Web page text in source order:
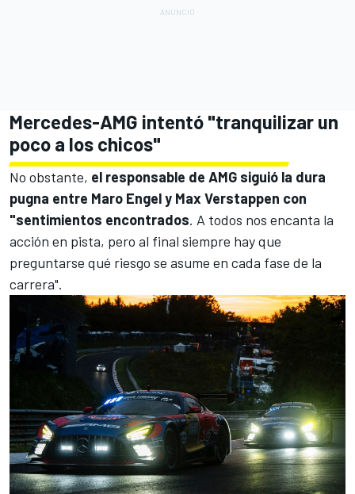
Mercedes-AMG intentó "tranquilizar un
poco a los chicos"
No obstante, el responsable de AMG siguió la dura
pugna entre Maro Engel y Max Verstappen con
"sentimientos encontrados. A todos nos encanta la
acción en pista, pero al final siempre hay que
preguntarse qué riesgo se asume en cada fase de la
carrera".